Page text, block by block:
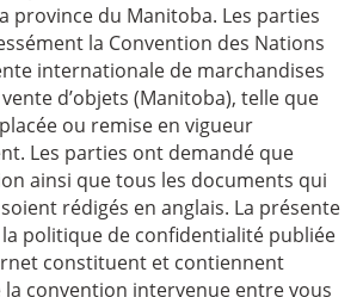
province du Manitoba. Les parties
la Convention des Nations
internationale de marchandises
d’objets (Manitoba), telle que
ou remise en vigueur
Les parties ont demandé que
ainsi que tous les documents qui
rédigés en anglais. La présente
politique de confidentialité publiée
constituent et contiennent
la convention intervenue entre vous